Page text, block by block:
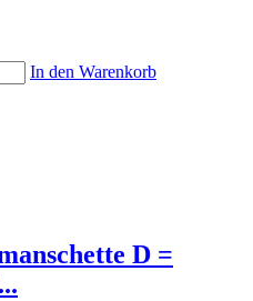
In den Warenkorb
D =